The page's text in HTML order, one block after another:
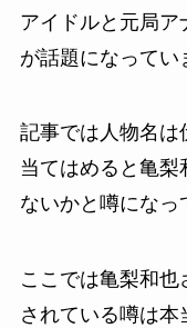
アイドルと元局
が話題になってい
記事では人物名は
当てはめると亀梨
ないかと噂になっ
ここでは亀梨和也
されている噂は本